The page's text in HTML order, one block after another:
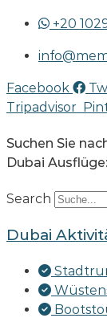
+20
Facebook
Tripadvisor
Suchen Sie
Dubai Ausflüge:
Search
Dubai